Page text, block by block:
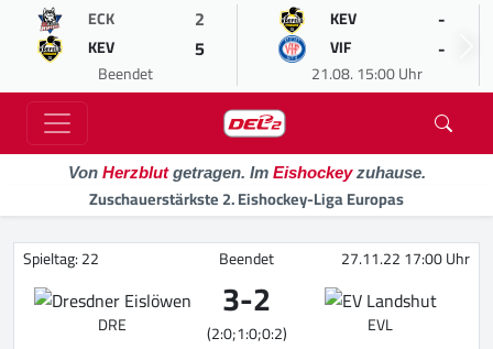
ECK 2
KEV 5
Beendet
KEV -
VIF -
21.08. 15:00 Uhr
Von Herzblutgetragen. Im Eishockeyzuhause.
Zuschauerstärkste 2. Eishockey-Liga Europas
Spieltag: 22 Beendet 27.11.22 17:00 Uhr
DRE 3-2
(2:0;1:0;0:2)
EVL